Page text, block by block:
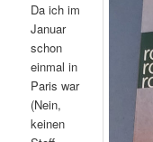
Da ich im
Januar
schon
einmal in
Paris war
(Nein,
keinen